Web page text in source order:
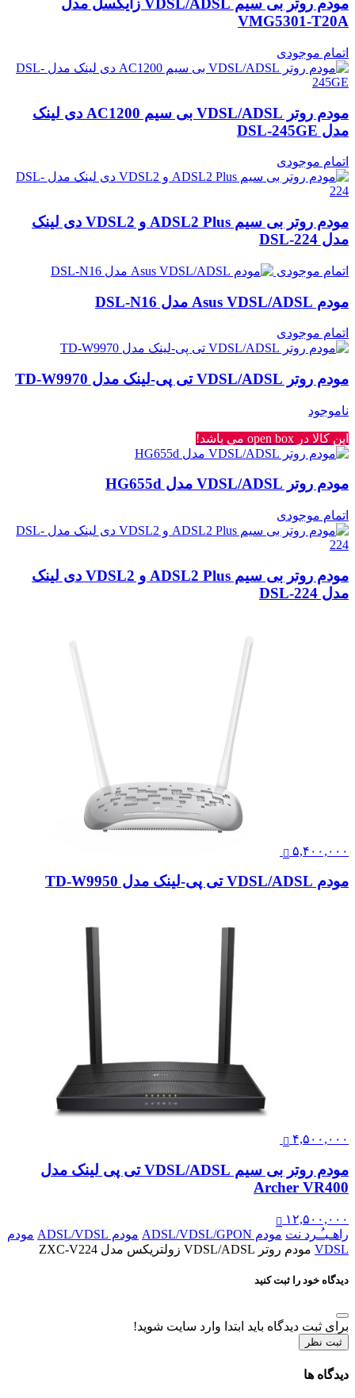
مودم روتر بی سیم VDSL/ADSL زایکسل مدل
VMG5301-T20A
اتمام موجودی
مودم روتر VDSL/ADSL بی سیم AC1200 دی لینک
مدل DSL-245GE
اتمام موجودی
مودم روتر بی سیم ADSL2 Plus و VDSL2 دی لینک
مدل DSL-224
اتمام موجودی
مودم Asus VDSL/ADSL مدل DSL-N16
اتمام موجودی
مودم روتر VDSL/ADSL تی پی-لینک مدل TD-W9970
ناموجود
این کالا در open box می باشد!
مودم روتر VDSL/ADSL مدل HG655d
اتمام موجودی
مودم روتر بی سیم ADSL2 Plus و VDSL2 دی لینک
مدل DSL-224
۵,۴۰۰,۰۰۰
مودم VDSL/ADSL تی پی-لینک مدل TD-W9950
۴,۵۰۰,۰۰۰
مودم روتر بی سیم VDSL/ADSL تی پی لینک مدل
Archer VR400
۱۲,۵۰۰,۰۰۰
راهـبـُـرد نت مودم ADSL/VDSL/GPON مودم ADSL/VDSL
مودم
VDSL مودم روتر VDSL/ADSL زولتریکس مدل ZXC-V224
دیدگاه خود را ثبت کنید
برای ثبت دیدگاه باید ابتدا وارد سایت شوید!
ثبت نظر
دیدگاه ها